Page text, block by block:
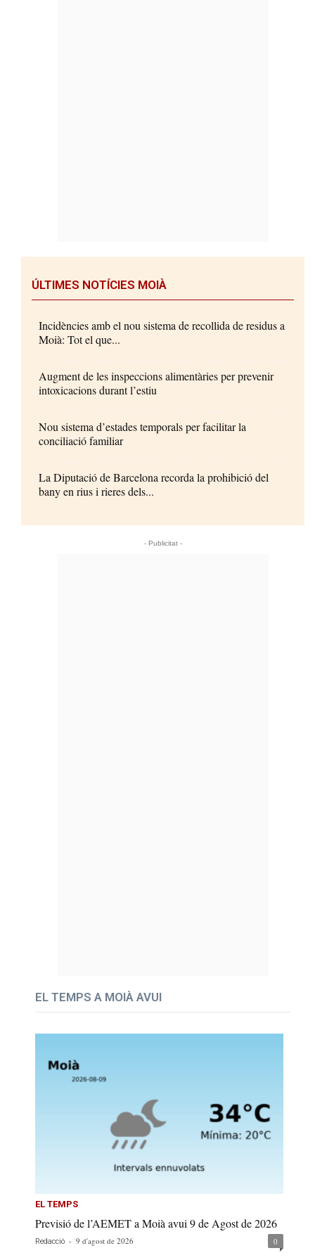
ÚLTIMES NOTÍCIES MOIÀ
Incidències amb el nou sistema de recollida de residus a
Moià: Tot el que...
Augment de les inspeccions alimentàries per prevenir
intoxicacions durant l’estiu
Nou sistema d’estades temporals per facilitar la
conciliació familiar
La Diputació de Barcelona recorda la prohibició del
bany en rius i rieres dels...
- Publicitat -
EL TEMPS A MOIÀ AVUI
EL TEMPS
Previsió de l’AEMET a Moià avui 9 de Agost de 2026
Redacció - 9 d'agost de 2026 0